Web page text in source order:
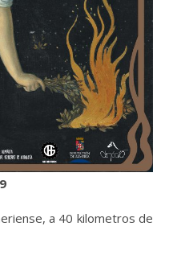
a 40 kilometros de